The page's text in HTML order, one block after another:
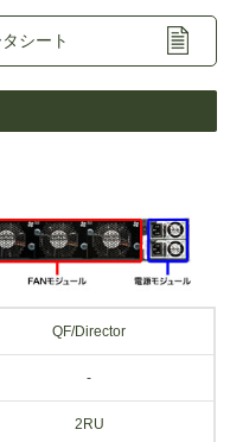
シート
QF/Director
-
2RU